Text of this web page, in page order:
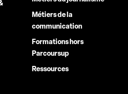
Métiers de la
communication
Formations hors
Parcoursup
Ressources